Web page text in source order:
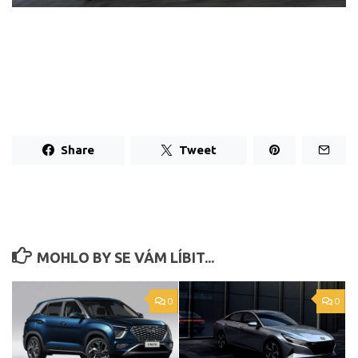
Share Tweet
MOHLO BY SE VÁM LÍBIT...
0 0